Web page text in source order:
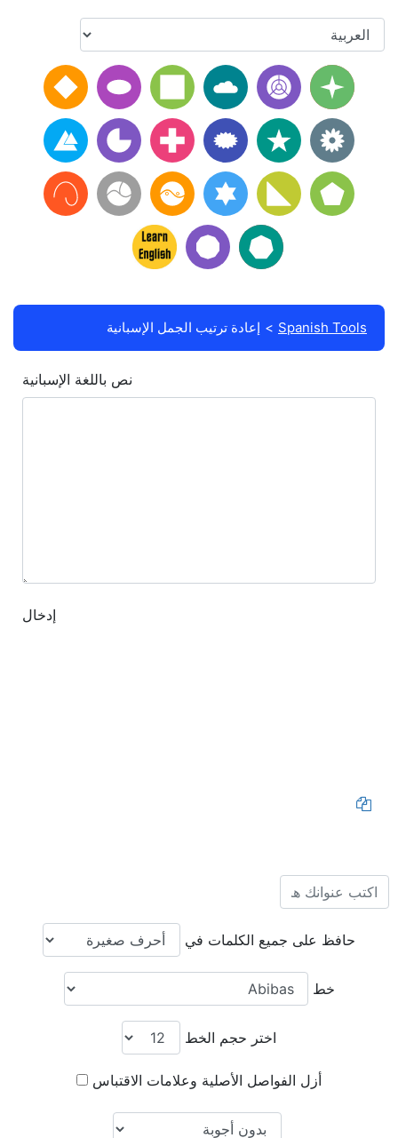
Spanish Tools إعادة ترتيب الجمل الإسبانية
نص باللغة الإسبانية
إدخال
حافظ على جميع الكلمات في
خط
اختر حجم الخط
أزل الفواصل الأصلية وعلامات الاقتباس